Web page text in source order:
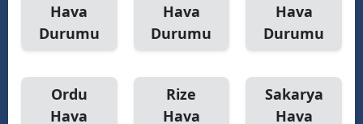
Hava
Durumu
Hava
Durumu
Hava
Durumu
Ordu
Hava
Rize
Hava
Sakarya
Hava